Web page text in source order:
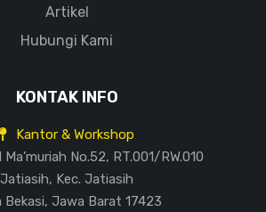
Artikel
Hubungi Kami
KONTAK INFO
Kantor & Workshop
No.52, RT.001/RW.010
Jatiasih, Kec. Jatiasih
Bekasi, Jawa Barat 17423